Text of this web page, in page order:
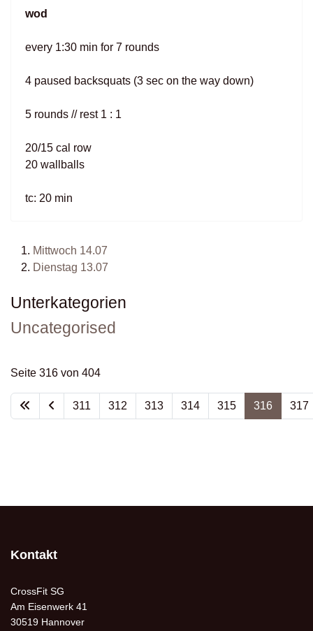
wod
every 1:30 min for 7 rounds
4 paused backsquats (3 sec on the way down)
5 rounds // rest 1 : 1
20/15 cal row
20 wallballs
tc: 20 min
Mittwoch 14.07
Dienstag 13.07
Unterkategorien
Uncategorised
Seite 316 von 404
311 312 313 314 315 316 317
Kontakt
CrossFit SG
Am Eisenwerk 41
30519 Hannover